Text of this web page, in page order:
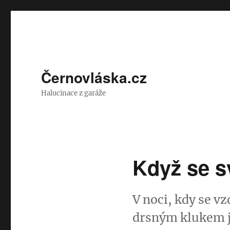
Černovláska.cz
Halucinace z garáže
Když se
V noci, kdy se
drsným klukem